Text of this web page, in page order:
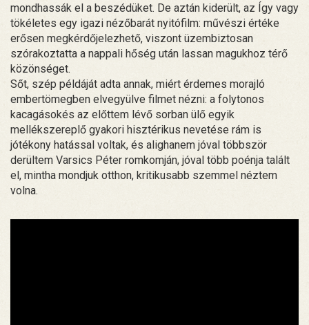
mondhassák el a beszédüket. De aztán kiderült, az Így vagy
tökéletes egy igazi nézőbarát nyitófilm: művészi értéke
erősen megkérdőjelezhető, viszont üzembiztosan
szórakoztatta a nappali hőség után lassan magukhoz térő
közönséget.
Sőt, szép példáját adta annak, miért érdemes morajló
embertömegben elvegyülve filmet nézni: a folytonos
kacagásokés az előttem lévő sorban ülő egyik
mellékszereplő gyakori hisztérikus nevetése rám is
jótékony hatással voltak, és alighanem jóval többször
derültem Varsics Péter romkomján, jóval több poénja talált
el, mintha mondjuk otthon, kritikusabb szemmel néztem
volna.